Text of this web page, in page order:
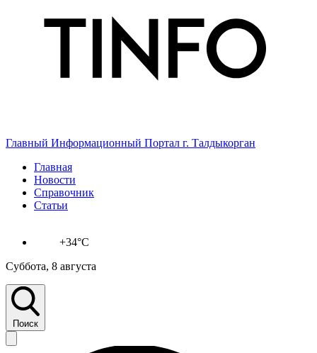
Главный Информационный Портал г. Талдыкорган
Главная
Новости
Справочник
Статьи
+34°C
Суббота, 8 августа
Поиск